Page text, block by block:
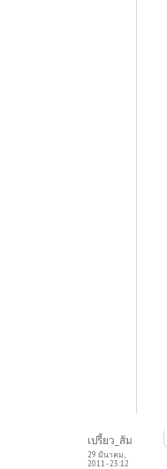
เปรี้ยว_ส้ม
29 มีนาคม,
2011 - 23:12